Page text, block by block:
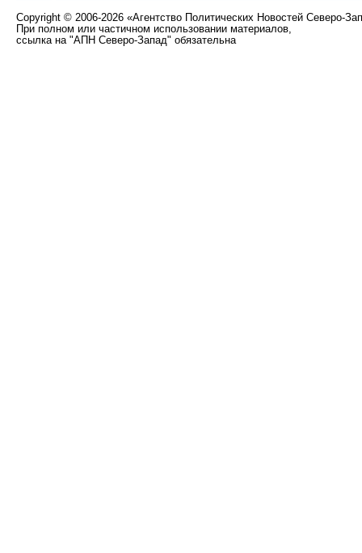
Copyright © 2006-2026 «Агентство Политических Новостей Северо-
При полном или частичном использовании материалов,
ссылка на "АПН Северо-Запад" обязательна